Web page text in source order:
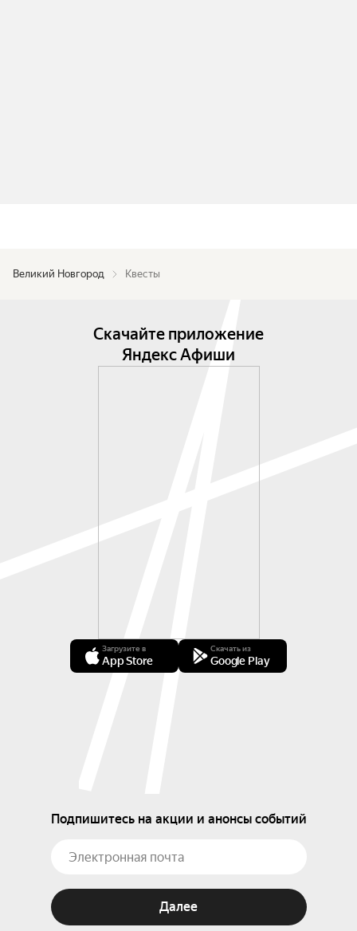
Великий Новгород Квесты
Скачайте приложение
Яндекс Афиши
Загрузите в
App Store
Скачать из
Google Play
Подпишитесь на акции и анонсы событий
Далее